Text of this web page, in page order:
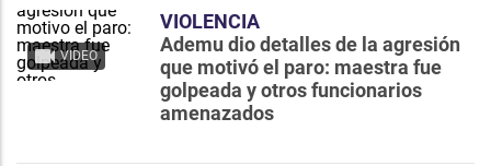
VIDEO
VIOLENCIA
Ademu dio detalles de la agresión
que motivó el paro: maestra fue
golpeada y otros funcionarios
amenazados